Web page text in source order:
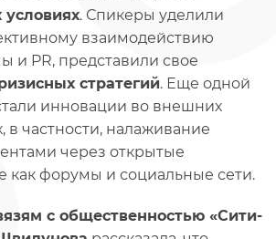
условиях. Спикеры уделили
взаимодействию
и PR, представили свое
стратегий. Еще одной
инновации во внешних
в частности, налаживание
через открытые
как форумы и социальные сети.
с общественностью «Сити-